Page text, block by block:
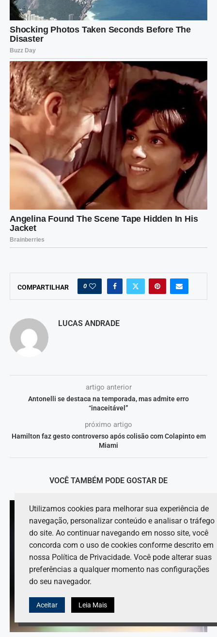
COMPARTILHAR 0
LUCAS ANDRADE
artigo anterior
Antonelli se destaca na temporada, mas admite erro
“inaceitável”
próximo artigo
Hamilton faz gesto controverso após colisão com Colapinto em
Miami
VOCÊ TAMBÉM PODE GOSTAR DE
Utilizamos cookies para melhorar sua experiência de
navegação, personalizar conteúdo e analisar o tráfego
do site. Ao continuar navegando em nosso site, você
concorda com o uso de cookies conforme descrito em
nossa Política de Privacidade. Você pode alterar suas
preferências a qualquer momento nas configurações
do seu navegador.
Aceitar Leia Mais